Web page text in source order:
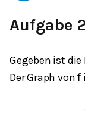
Aufgabe
Gegeben ist
Der Graph vonf